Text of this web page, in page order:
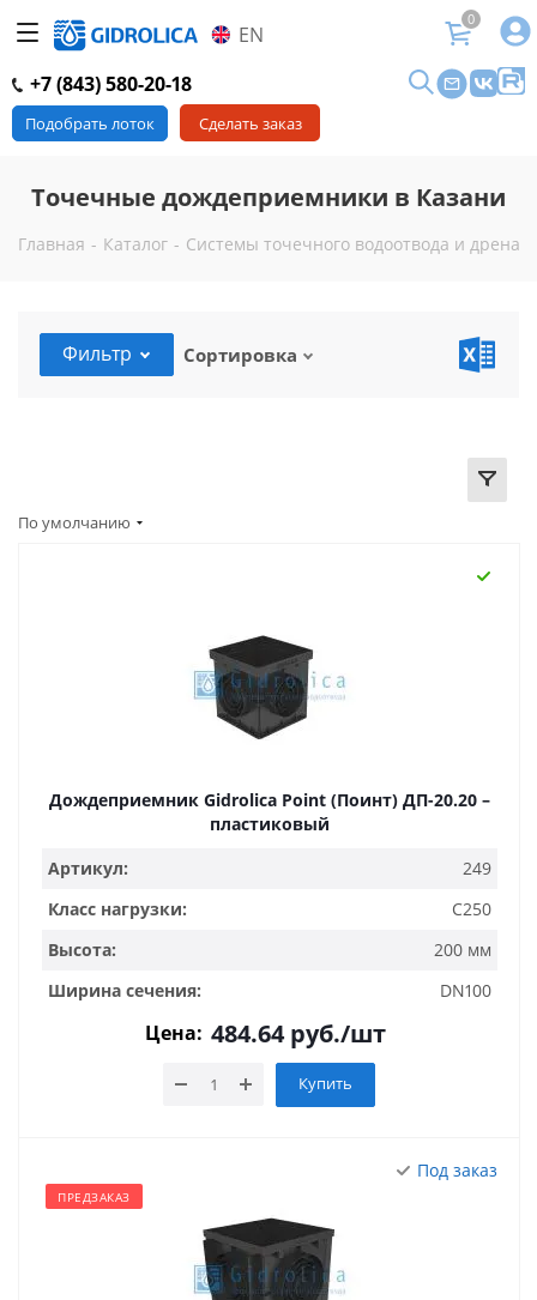
EN
0
+7 (843) 580-20-18
Подобрать лоток Сделать заказ
Точечные дождеприемники в Казани
Главная - Каталог - Системы точечного водоотвода и
Фильтр Сортировка
По умолчанию
Дождеприемник Gidrolica Point (Поинт) ДП-20.20 –
пластиковый
Артикул:
249
Класс нагрузки:
C250
Высота:
200 мм
Ширина сечения:
DN100
Цена: 484.64руб./шт
Купить
Под заказ
ПРЕДЗАКАЗ